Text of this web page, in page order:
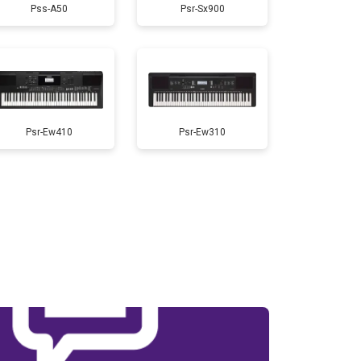
1800 ₽ Заказать
1500 ₽ Заказать
1000 ₽ Заказать
Pss-A50 Psr-Sx900
Psr-Ew410 Psr-Ew310